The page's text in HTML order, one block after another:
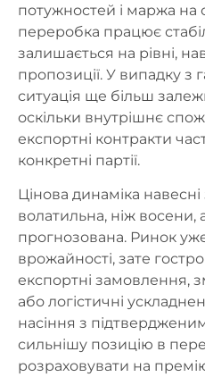
потужностей і маржа на
переробка працює
залишається на рівні,
пропозиції. У випадку з
ситуація ще більш
оскільки внутрішнє
експортні контракти
конкретні партії.
Цінова динаміка
волатильна, ніж
прогнозована. Ринок
врожайності, зате
експортні замовлення,
або логістичні
насіння з
сильнішу позицію в
розраховувати на